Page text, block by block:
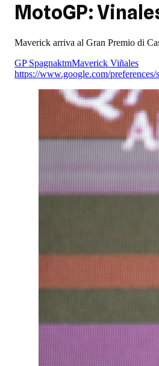
MotoGP:
Maverick arriva al Gran Premio di
GP SpagnaktmMaverick Viñales
https://www.google.com/